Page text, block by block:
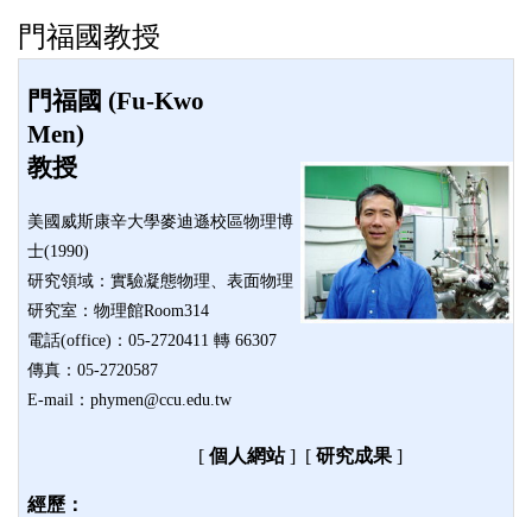
門福國教授
門福國 (Fu-Kwo
Men)
教授
美國威斯康辛大學麥迪遜校區物理博
士(1990)
研究領域：實驗凝態物理、表面物理
研究室：物理館Room314
電話(office)：05-2720411 轉 66307
傳真：05-2720587
E-mail：phymen@ccu.edu.tw
[ 個人網站 ] [ 研究成果]
經歷：